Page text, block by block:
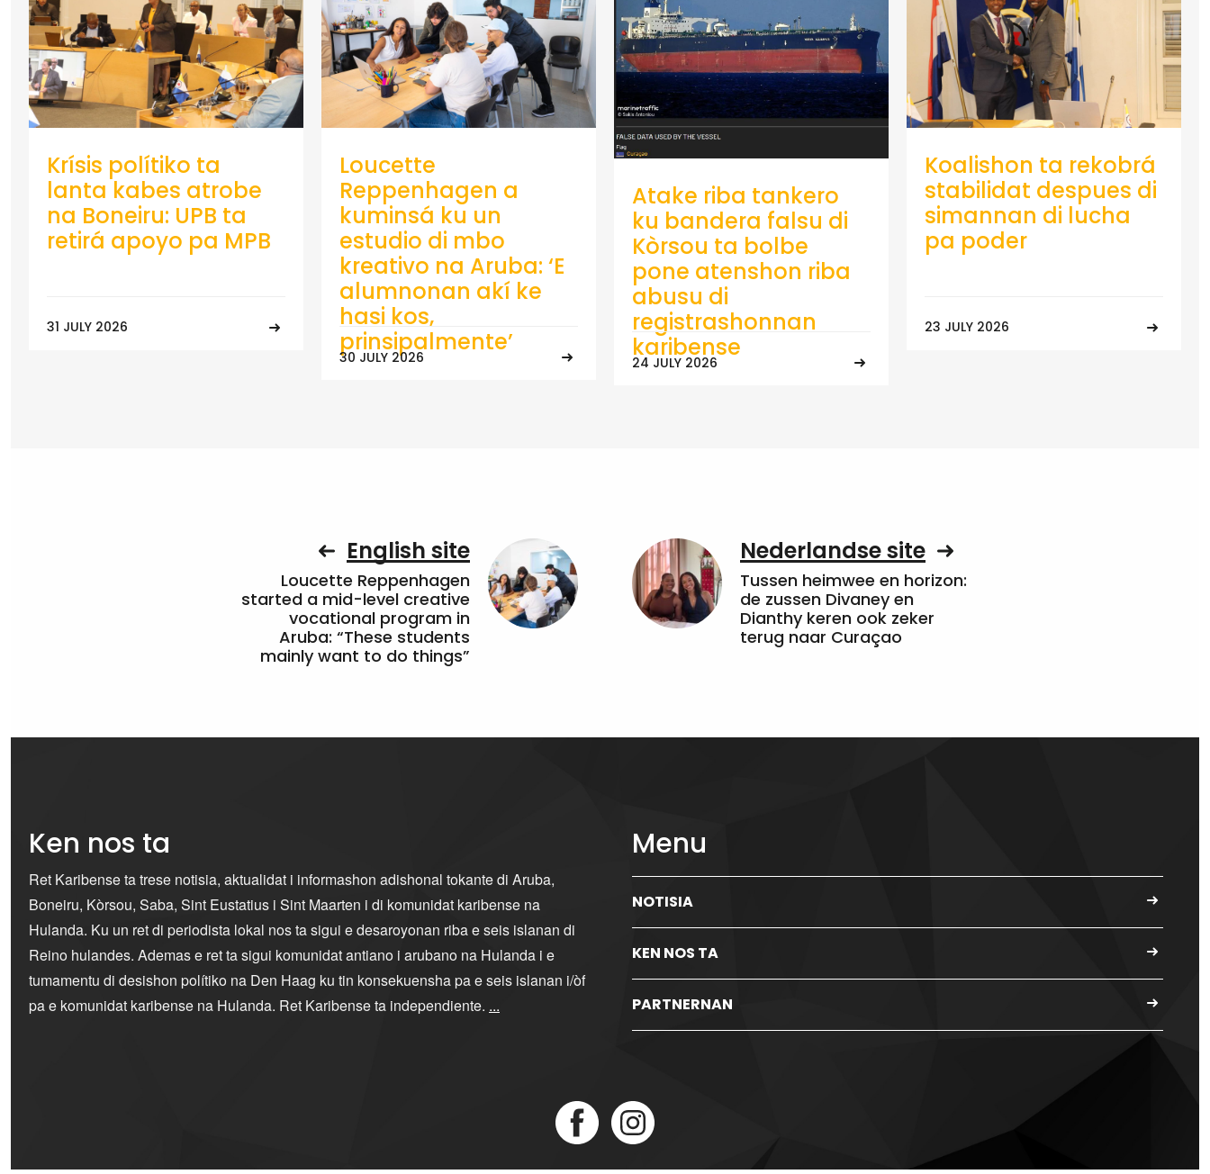
Krísis polítiko ta
lanta kabes atrobe
na Boneiru: UPB ta
retirá apoyo pa MPB
31 JULY 2026
Loucette
Reppenhagen a
kuminsá ku un
estudio di mbo
kreativo na Aruba: ‘E
alumnonan akí ke
hasi kos,
prinsipalmente’
30 JULY 2026
Atake riba tankero
ku bandera falsu di
Kòrsou ta bolbe
pone atenshon riba
abusu di
registrashonnan
karibense
24 JULY 2026
Koalishon ta rekobrá
stabilidat despues di
simannan di lucha
pa poder
23 JULY 2026
English site
Loucette Reppenhagen
started a mid-level creative
vocational program in
Aruba: “These students
mainly want to do things”
Nederlandse site
Tussen heimwee en horizon:
de zussen Divaney en
Dianthy keren ook zeker
terug naar Curaçao
Ken nos ta
Ret Karibense ta trese notisia, aktualidat i informashon adishonal tokante di Aruba,
Boneiru, Kòrsou, Saba, Sint Eustatius i Sint Maarten i di komunidat karibense na
Hulanda. Ku un ret di periodista lokal nos ta sigui e desaroyonan riba e seis islanan di
Reino hulandes. Ademas e ret ta sigui komunidat antiano i arubano na Hulanda i e
tumamentu di desishon polítiko na Den Haag ku tin konsekuensha pa e seis islanan i/òf
pa e komunidat karibense na Hulanda. Ret Karibense ta independiente. ...
Menu
NOTISIA
KEN NOS TA
PARTNERNAN